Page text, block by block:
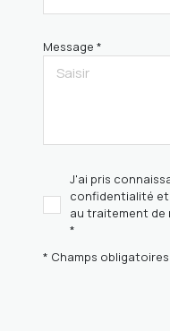
Message *
J'ai pris
confidentialité
au traitement de
*
* Champs obligatoires